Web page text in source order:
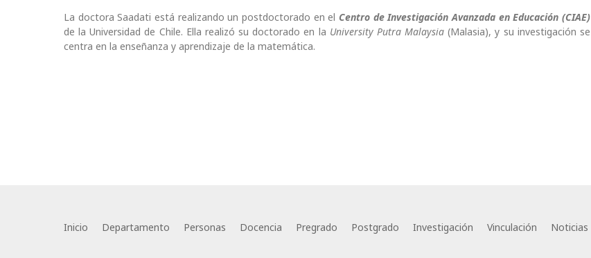
La doctora Saadati está realizando un postdoctorado en el Centro de Investigación Avanzada en Educación (CIAE)
de la Universidad de Chile. Ella realizó su doctorado en la University Putra Malaysia (Malasia), y su investigación se
centra en la enseñanza y aprendizaje de la matemática.
Inicio Departamento Personas Docencia Pregrado Postgrado Investigación Vinculación Noticias